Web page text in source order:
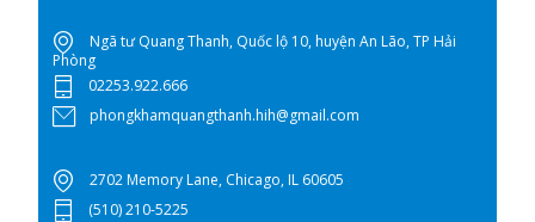
Ngã tư Quang Thanh, Quốc lộ 10, huyện An Lão, TP Hải
Phòng
02253.922.666
phongkhamquangthanh.hih@gmail.com
(510) 210-5225